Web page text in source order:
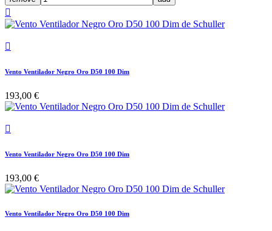


Vento Ventilador Negro Oro D50 100 Dim
193,00 €

Vento Ventilador Negro Oro D50 100 Dim
193,00 €
Vento Ventilador Negro Oro D50 100 Dim